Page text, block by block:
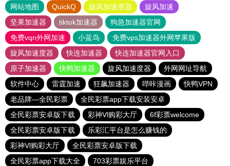
网站地图 QuickQ 旋风加速度器
旋风加速
坚果加速器
tiktok加速器
狗急加速器官网
免费vqn外网加速
小蓝鸟
免费vps加速器外网苹果版
旋风加速度器
快连加速器
快连加速器官网入口
原子加速器
快鸭加速器 旋风加速度器
外网网址导航
软件中心
雷霆加速 狂飙加速器 哔咔漫画
快鸭VPN
老品牌—全民彩票
全民彩票app下载安装安卓
全民彩票安卓版下载
彩神Vl购彩大厅
6f彩票welcome
全民彩票安卓版下载
乐彩汇平台是怎么赚钱的
彩神Vl购彩大厅
全民彩票安卓版下载
全民彩票app下载大全
703彩票娱乐平台